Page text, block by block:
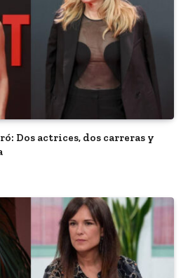
Dos actrices, dos carreras y